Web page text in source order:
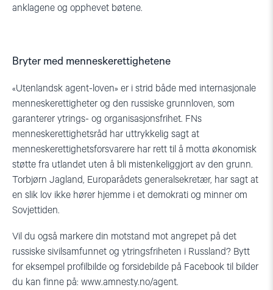
anklagene og opphevet bøtene.
Bryter med menneskerettighetene
«Utenlandsk agent-loven» er i strid både med internasjonale
menneskerettigheter og den russiske grunnloven, som
garanterer ytrings- og organisasjonsfrihet. FNs
menneskerettighetsråd har uttrykkelig sagt at
menneskerettighetsforsvarere har rett til å motta økonomisk
støtte fra utlandet uten å bli mistenkeliggjort av den grunn.
Torbjørn Jagland, Europarådets generalsekretær, har sagt at
en slik lov ikke hører hjemme i et demokrati og minner om
Sovjettiden.
Vil du også markere din motstand mot angrepet på det
russiske sivilsamfunnet og ytringsfriheten i Russland? Bytt
for eksempel profilbilde og forsidebilde på Facebook til bilder
du kan finne på: www.amnesty.no/agent.